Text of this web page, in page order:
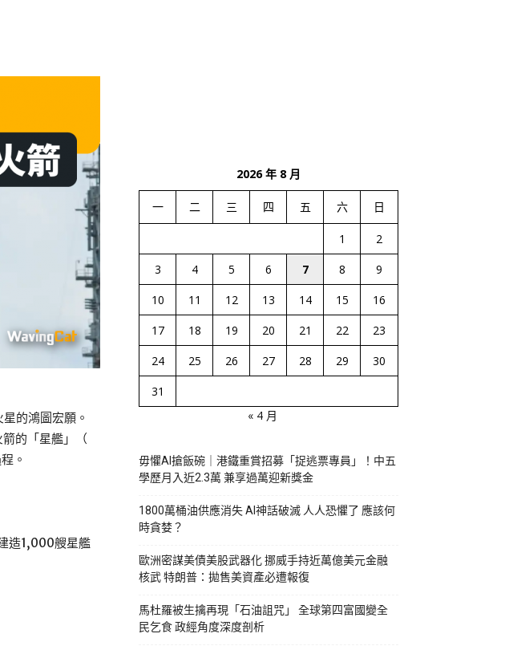
的鴻圖宏願。
的「星艦」（
。
造1,000艘星艦
2026 年 8 月
一 二 三 四 五 六 日
1
2
3
4 5 6 7 8
9
10
11 12 13 14 15
16
17
18 19 20 21 22
23
24
25 26 27 28 29
30
31
« 4 月
毋懼AI搶飯碗｜港鐵重賞招募「捉逃票專員」！中五
學歷月入近2.3萬 兼享過萬迎新獎金
1800萬桶油供應消失 AI神話破滅 人人恐懼了 應該何
時貪婪？
歐洲密謀美債美股武器化 挪威手持近萬億美元金融
核武 特朗普：拋售美資產必遭報復
馬杜羅被生擒再現「石油詛咒」 全球第四富國變全
民乞食 政經角度深度剖析